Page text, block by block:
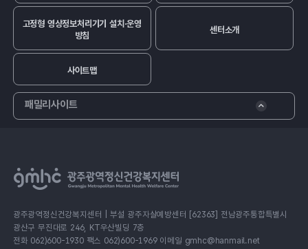
고정형 영상정보처리기기 설치·운영
방침
센터소개
사이트맵
패밀리사이트
광주광역정신건강복지센터 | 부설 광주자살예방센터 [62363] 전남광주통합특별시
광산구 무진대로 246, KT우산빌딩 7층
전화 062)600-1930 팩스 062)600-1969 이메일 gmhc@hanmail.net